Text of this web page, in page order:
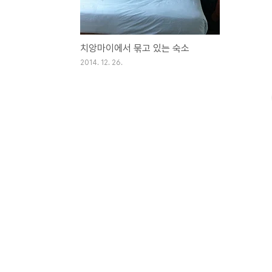
치앙마이에서 묶고 있는 숙소
2014. 12. 26.